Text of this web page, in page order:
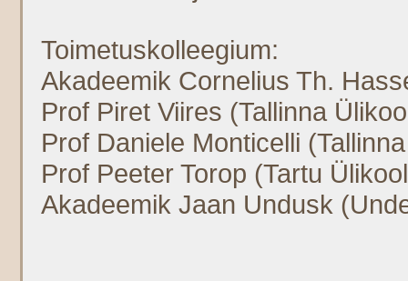
Toimetuskolleegium:
Akadeemik Cornelius Th.
Prof Piret Viires (Tallinna
Prof Daniele Monticelli
Prof Peeter Torop (Tartu
Akadeemik Jaan Undusk